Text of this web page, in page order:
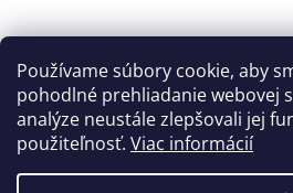
Používame súbory cookie, aby
pohodlné prehliadanie webovej
analýze neustále zlepšovali jej
použiteľnosť. Viac informácií